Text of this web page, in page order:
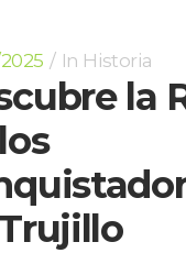
In Historia
la